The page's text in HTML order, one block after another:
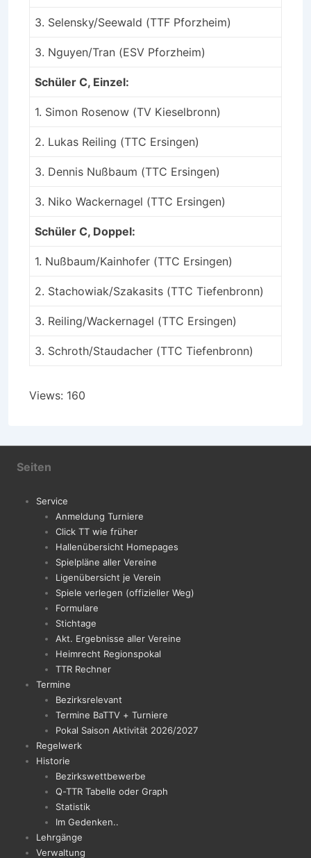
3. Selensky/Seewald (TTF Pforzheim)
3. Nguyen/Tran (ESV Pforzheim)
Schüler C, Einzel:
1. Simon Rosenow (TV Kieselbronn)
2. Lukas Reiling (TTC Ersingen)
3. Dennis Nußbaum (TTC Ersingen)
3. Niko Wackernagel (TTC Ersingen)
Schüler C, Doppel:
1. Nußbaum/Kainhofer (TTC Ersingen)
2. Stachowiak/Szakasits (TTC Tiefenbronn)
3. Reiling/Wackernagel (TTC Ersingen)
3. Schroth/Staudacher (TTC Tiefenbronn)
Views: 160
Seiten
Service
Anmeldung Turniere
Click TT wie früher
Hallenübersicht Homepages
Spielpläne aller Vereine
Ligenübersicht je Verein
Spiele verlegen (offizieller Weg)
Formulare
Stichtage
Akt. Ergebnisse aller Vereine
Heimrecht Regionspokal
TTR Rechner
Termine
Bezirksrelevant
Termine BaTTV + Turniere
Pokal Saison Aktivität 2026/2027
Regelwerk
Historie
Bezirkswettbewerbe
Q-TTR Tabelle oder Graph
Statistik
Im Gedenken..
Lehrgänge
Verwaltung